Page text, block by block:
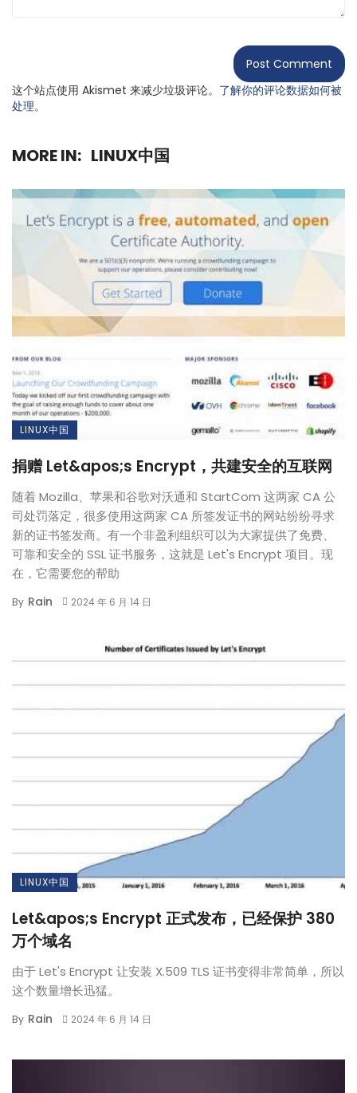
这个站点使用 Akismet 来减少垃圾评论。 了解你的评论数据如何被
处理。
MORE IN: LINUX中国
LINUX中国
捐赠 Let&apos;s Encrypt，共建安全的互联网
随着 Mozilla、苹果和谷歌对沃通和 StartCom 这两家 CA 公
司处罚落定，很多使用这两家 CA 所签发证书的网站纷纷寻求
新的证书签发商。有一个非盈利组织可以为大家提供了免费、
可靠和安全的 SSL 证书服务，这就是 Let's Encrypt 项目。现
在，它需要您的帮助
By Rain 2024 年 6 月 14 日
LINUX中国
Let&apos;s Encrypt 正式发布，已经保护 380
万个域名
由于 Let's Encrypt 让安装 X.509 TLS 证书变得非常简单，所以
这个数量增长迅猛。
By Rain 2024 年 6 月 14 日